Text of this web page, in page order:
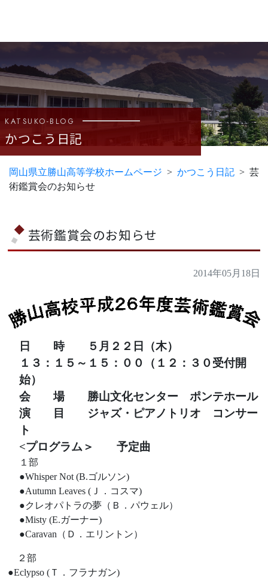
岡山県立勝山高等学校ホームページ かつこう日記
芸
術鑑賞会のお知らせ
KATSUKO-BLOG
かつこう日記
芸術鑑賞会のお知らせ
2014年05月18日
日 時 ５月２２日（木）
１３：１５～１５：００（１２：３０受付開
始）
会 場 勝山文化センター ポンテホール
演 目 ジャズ・ピアノトリオ コンサー
ト
<プログラム＞ 予定曲
１部
●Whisper Not (B.ゴルソン)
●Autumn Leaves (Ｊ．コスマ)
●クレオパトラの夢（Ｂ．パウェル）
●Misty (E.ガーナー)
●Caravan（Ｄ．エリントン）
２部
●Eclypso (Ｔ．フラナガン)